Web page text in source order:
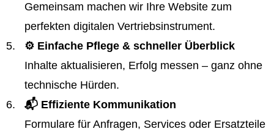
Gemeinsam machen wir Ihre Website zum
perfekten digitalen Vertriebsinstrument.
⚙️ Einfache Pflege & schneller Überblick
Inhalte aktualisieren, Erfolg messen – ganz ohne
technische Hürden.
📬 Effiziente Kommunikation
Formulare für Anfragen, Services oder Ersatzteile